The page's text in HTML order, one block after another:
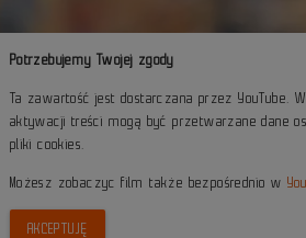
Potrzebujemy Twojej zgody
Ta zawartość jest dostarczana przez YouTube.
aktywacji treści mogą być przetwarzane dane
pliki cookies.
Możesz zobaczyc film także bezpośrednio w
AKCEPTUJĘ